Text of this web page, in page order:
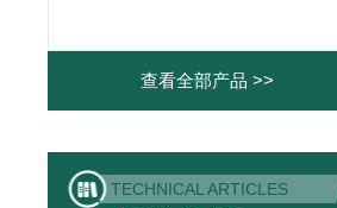
查看全部产品 >>
TECHNICAL ARTICLES